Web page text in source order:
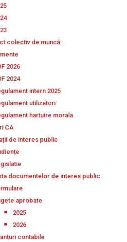
colectiv de muncă
2026
2024
intern 2025
utilizatori
hartuire morala
CA
de interes public
documentelor de interes public
aprobate
2025
2026
contabile